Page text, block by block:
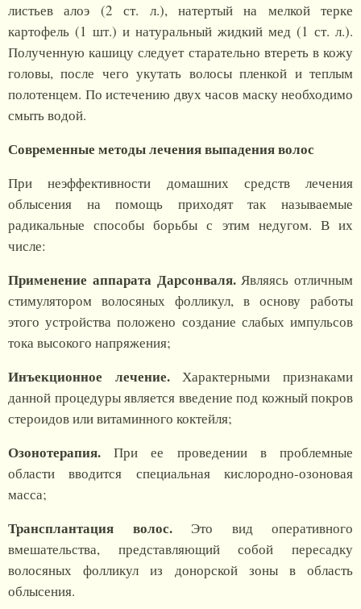
листьев алоэ (2 ст. л.), натертый на мелкой терке
картофель (1 шт.) и натуральный жидкий мед (1 ст. л.).
Полученную кашицу следует старательно втереть в кожу
головы, после чего укутать волосы пленкой и теплым
полотенцем. По истечению двух часов маску необходимо
смыть водой.
Современные методы лечения выпадения волос
При неэффективности домашних средств лечения
облысения на помощь приходят так называемые
радикальные способы борьбы с этим недугом. В их
числе:
Применение аппарата Дарсонваля.Являясь отличным
стимулятором волосяных фолликул, в основу работы
этого устройства положено создание слабых импульсов
тока высокого напряжения;
Инъекционное лечение.Характерными признаками
данной процедуры является введение под кожный покров
стероидов или витаминного коктейля;
Озонотерапия. При ее проведении в проблемные
области вводится специальная кислородно-озоновая
масса;
Трансплантация волос. Это вид оперативного
вмешательства, представляющий собой пересадку
волосяных фолликул из донорской зоны в область
облысения.